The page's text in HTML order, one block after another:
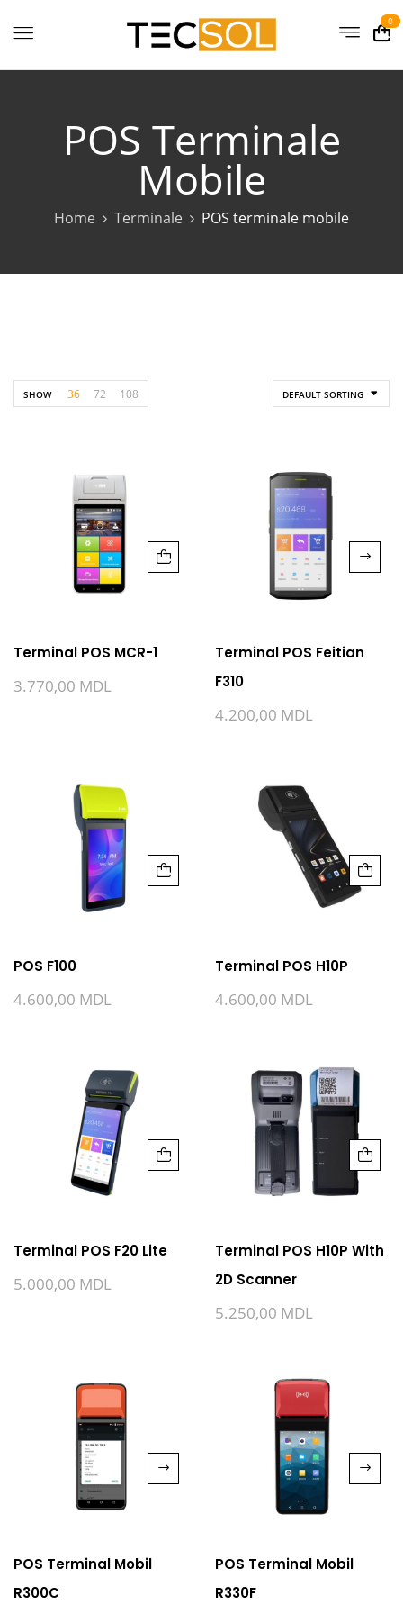
0
POS Terminale
Mobile
Home Terminale POS terminale mobile
DEFAULT SORTING
SHOW 36 72 108
Terminal POS MCR-1
3.770,00 MDL
Terminal POS Feitian
F310
4.200,00 MDL
POS F100
4.600,00 MDL
Terminal POS H10P
4.600,00 MDL
Terminal POS F20 Lite
5.000,00 MDL
Terminal POS H10P With
2D Scanner
5.250,00 MDL
POS Terminal Mobil
R300C
POS Terminal Mobil
R330F